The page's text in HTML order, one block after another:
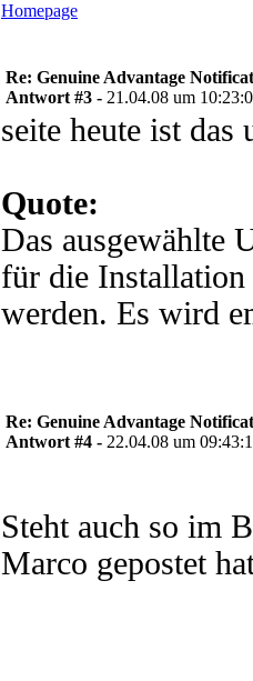
Homepage
Re: Genuine Advantage
Antwort #3 - 21.04.08 um
seite heute ist das
Quote:
Das ausgewählte
für die
werden. Es wird
Re: Genuine Advantage
Antwort #4 - 22.04.08 um
Steht auch so im
Marco gepostet